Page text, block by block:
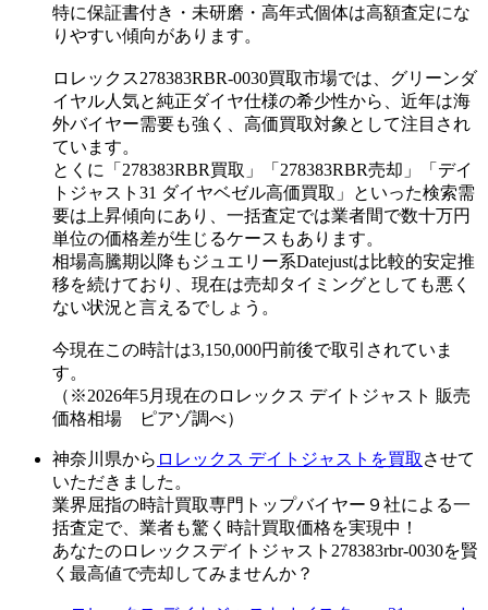
特に保証書付き・未研磨・高年式個体は高額査定にな
りやすい傾向があります。
ロレックス278383RBR-0030買取市場では、グリーンダ
イヤル人気と純正ダイヤ仕様の希少性から、近年は海
外バイヤー需要も強く、高価買取対象として注目され
ています。
とくに「278383RBR買取」「278383RBR売却」「デイ
トジャスト31 ダイヤベゼル高価買取」といった検索需
要は上昇傾向にあり、一括査定では業者間で数十万円
単位の価格差が生じるケースもあります。
相場高騰期以降もジュエリー系Datejustは比較的安定推
移を続けており、現在は売却タイミングとしても悪く
ない状況と言えるでしょう。
今現在この時計は3,150,000円前後で取引されていま
す。
（※2026年5月現在のロレックス デイトジャスト 販売
価格相場 ピアゾ調べ）
神奈川県から ロレックス デイトジャストを買取 させて
いただきました。
業界屈指の時計買取専門トップバイヤー９社による一
括査定で、業者も驚く時計買取価格を実現中！
あなたのロレックスデイトジャスト278383rbr-0030を賢
く最高値で売却してみませんか？